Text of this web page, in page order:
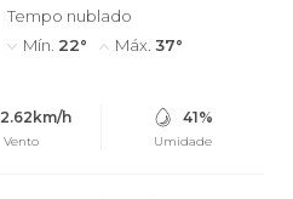
Tempo nublado
Mín. 22° Máx. 37°
2.62km/h
Vento
41%
Umidade